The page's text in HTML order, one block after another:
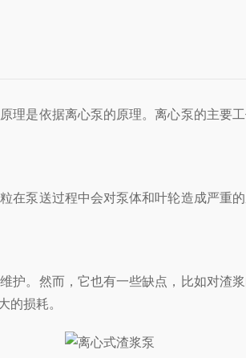
理是依据离心泵的原理。离心泵的主要
泵送过程中会对泵体和叶轮造成严重
。然而，它也有一些缺点，比如对渣
的损耗。